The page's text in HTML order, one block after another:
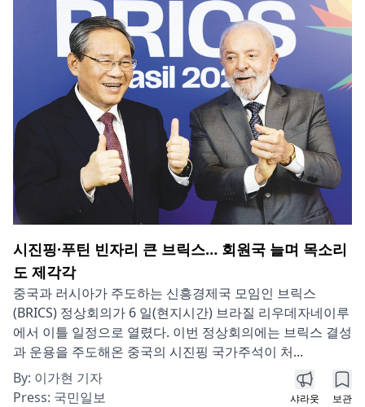
시진핑·푸틴 빈자리 큰 브릭스… 회원국 늘며 목소리
도 제각각
중국과 러시아가 주도하는 신흥경제국 모임인 브릭스
(BRICS) 정상회의가 6 일(현지시간) 브라질 리우데자네이루
에서 이틀 일정으로 열렸다. 이번 정상회의에는 브릭스 결성
과 운용을 주도해온 중국의 시진핑 국가주석이 처...
By: 이가현 기자
Press: 국민일보 샤라웃 보관